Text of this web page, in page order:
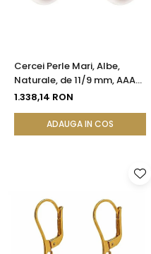
Cercei Perle Mari, Albe,
Naturale, de 11/9 mm, AAA+,
Aur 14K (aur 585), Forma
1.338,14 RON
ADAUGA IN COS